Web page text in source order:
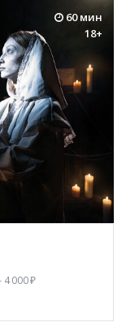
60 мин
18+
000 ₽